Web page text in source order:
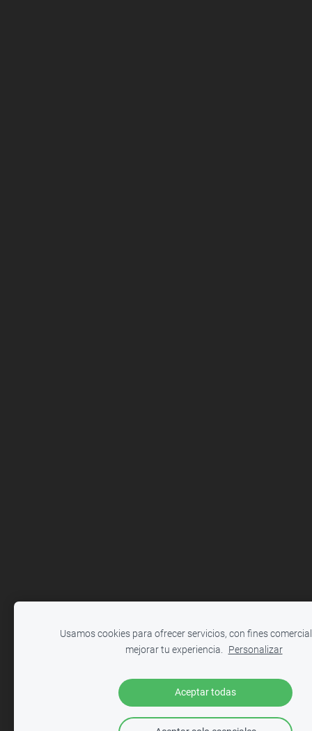
Usamos cookies para ofrecer servicios, con fines
mejorar tu experiencia. Personalizar
Aceptar todas